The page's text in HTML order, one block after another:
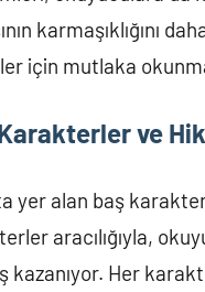
karmaşıklığını
için mutlaka
ve
yer alan baş
aracılığıyla,
kazanıyor. Her